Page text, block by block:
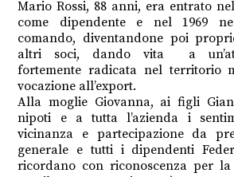
Mario Rossi, 88 anni, era entrato
come dipendente e nel 1969
comando, diventandone poi
altri soci, dando vita
a
fortemente radicata nel territorio
vocazione all’export.
Alla moglie Giovanna, ai figli
nipoti e a tutta l’azienda i
vicinanza e partecipazione da
generale e tutti i dipendenti
ricordano con riconoscenza per